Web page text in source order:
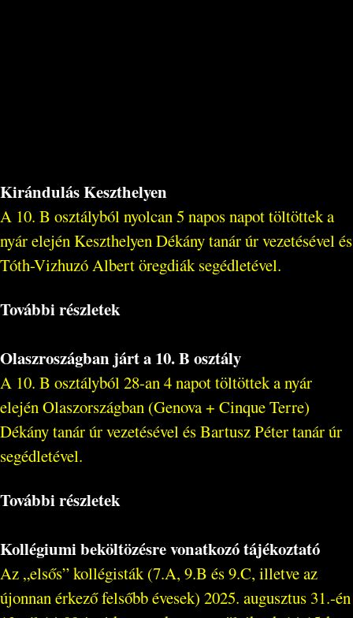
Kirándulás Keszthelyen
A 10. B osztályból nyolcan 5 napos napot töltöttek a
nyár elején Keszthelyen Dékány tanár úr vezetésével és
Tóth-Vizhuzó Albert öregdiák segédletével.
További részletek
Olaszroszágban járt a 10. B osztály
A 10. B osztályból 28-an 4 napot töltöttek a nyár
elején Olaszországban (Genova + Cinque Terre)
Dékány tanár úr vezetésével és Bartusz Péter tanár úr
segédletével.
További részletek
Kollégiumi beköltözésre vonatkozó tájékoztató
Az „elsős” kollégisták (7.A, 9.B és 9.C, illetve az
újonnan érkező felsőbb évesek) 2025. augusztus 31.-én